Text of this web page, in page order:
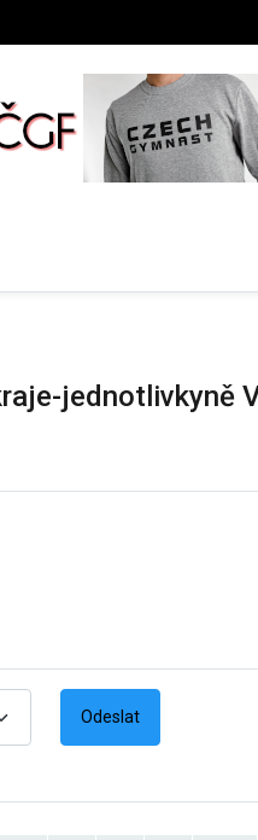
jednotlivkyně